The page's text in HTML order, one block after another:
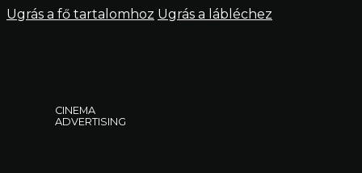
Ugrás a fő tartalomhoz Ugrás a lábléchez
CINEMA
ADVERTISING